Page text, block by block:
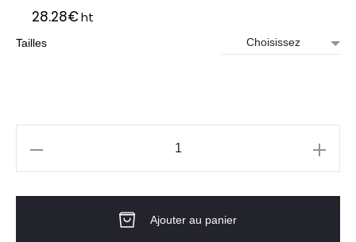
28.28€ht
Tailles
Ajouter au panier